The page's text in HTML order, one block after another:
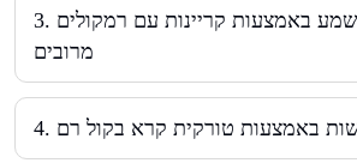
3. באמצעות קריינות עם רמקולים
מרובים
4. באמצעות טורקית קרא בקול רם